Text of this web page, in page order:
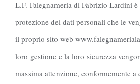
L.F. Falegnameria di Fabrizio Lardini
protezione dei dati personali che le
il proprio sito web
loro gestione e la loro sicurezza
massima attenzione, conformemente